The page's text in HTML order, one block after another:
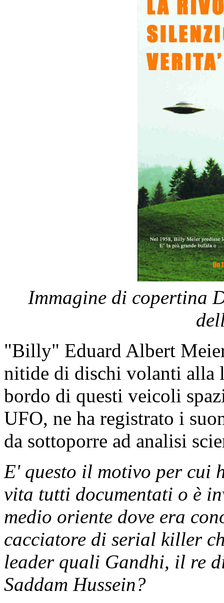
Immagine di copertina
"Billy" Eduard Albert
nitide di dischi volanti alla
bordo di questi veicoli
UFO, ne ha registrato i
da sottoporre ad analisi
E' questo il motivo per cui
vita tutti documentati o è
medio oriente dove era
cacciatore di serial killer
leader quali Gandhi, il re
Saddam Hussein?